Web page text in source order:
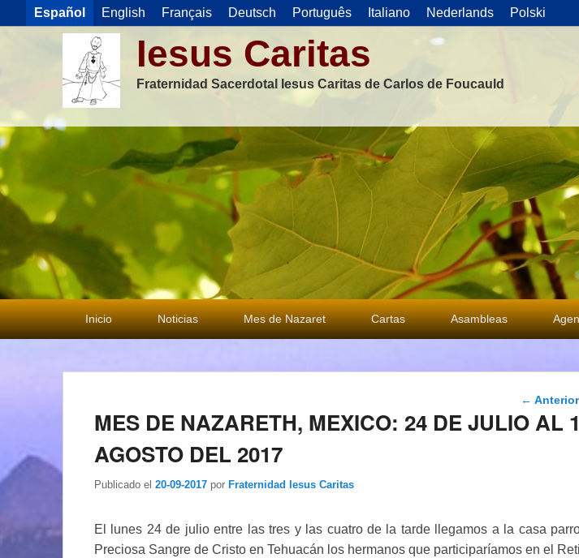
Español English Français Deutsch Português Italiano Nederlands Polski
Iesus Caritas
Fraternidad Sacerdotal Iesus Caritas de Carlos de Foucauld
Menú
principal
Inicio Noticias Mes de Nazaret Cartas Asambleas
← Anterior
MES DE NAZARETH, MEXICO: 24 DE JULIO AL
AGOSTO DEL 2017
Publicado el 20-09-2017 por Fraternidad Iesus Caritas
El lunes 24 de julio entre las tres y las cuatro de la tarde llegamos a la casa
Preciosa Sangre de Cristo en Tehuacán los hermanos que participaríamos en el